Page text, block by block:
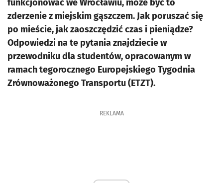
funkcjonować we Wrocławiu, może być to
zderzenie z miejskim gąszczem. Jak poruszać się
po mieście, jak zaoszczędzić czas i pieniądze?
Odpowiedzi na te pytania znajdziecie w
przewodniku dla studentów, opracowanym w
ramach tegorocznego Europejskiego Tygodnia
Zrównoważonego Transportu (ETZT).
REKLAMA